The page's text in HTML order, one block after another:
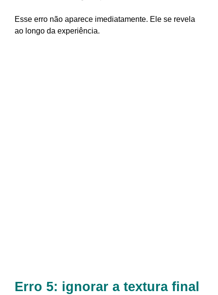
Esse erro não aparece imediatamente. Ele se revela
ao longo da experiência.
Erro 5: ignorar a textura final